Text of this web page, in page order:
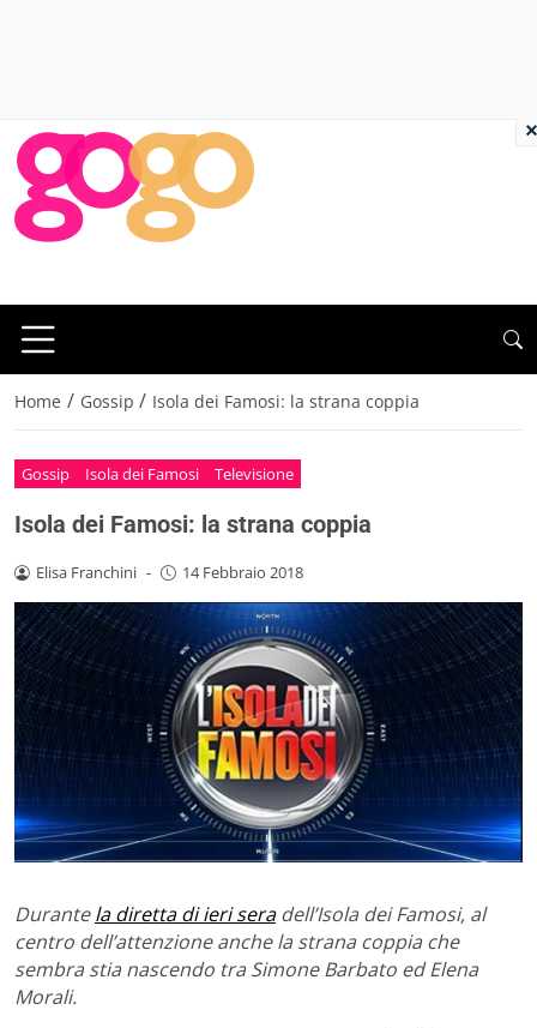
Home / Gossip / Isola dei Famosi: la strana coppia
Gossip Isola dei Famosi Televisione
Isola dei Famosi: la strana coppia
Elisa Franchini - 14 Febbraio 2018
Durantela diretta di ieri seradell’Isola dei Famosi, al
centro dell’attenzione anche la strana coppia che
sembra stia nascendo tra Simone Barbato ed Elena
Morali.
×